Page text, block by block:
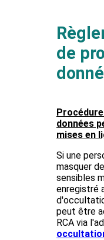
de
données
mises en
Si une
masquer
sensibles
enregistré
peut être
RCA via